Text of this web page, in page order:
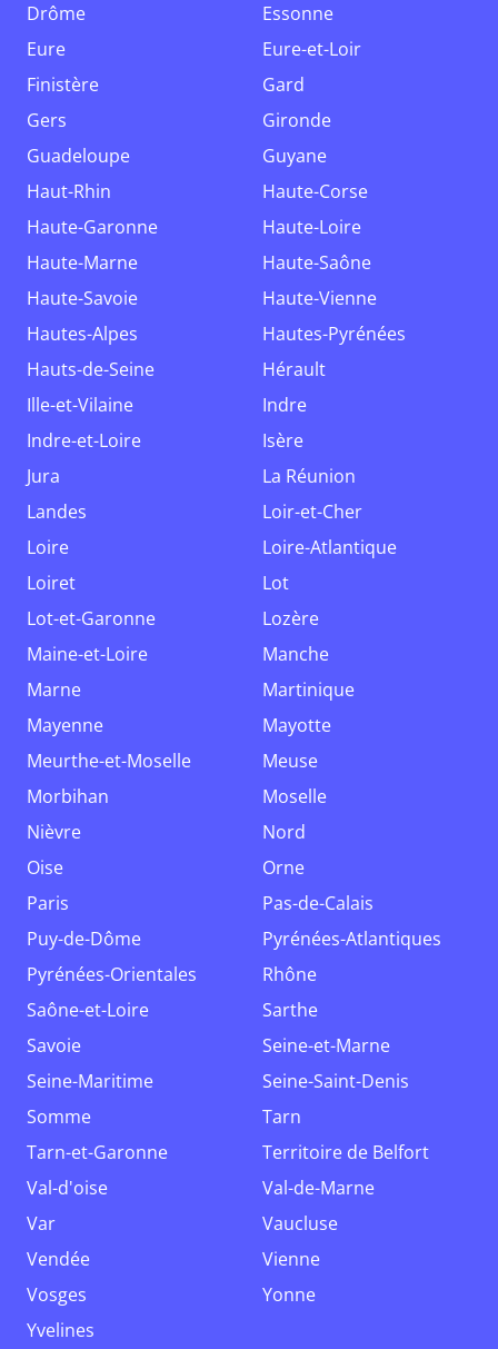
Drôme
Essonne
Eure
Eure-et-Loir
Finistère
Gard
Gers
Gironde
Guadeloupe
Guyane
Haut-Rhin
Haute-Corse
Haute-Garonne
Haute-Loire
Haute-Marne
Haute-Saône
Haute-Savoie
Haute-Vienne
Hautes-Alpes
Hautes-Pyrénées
Hauts-de-Seine
Hérault
Ille-et-Vilaine
Indre
Indre-et-Loire
Isère
Jura
La Réunion
Landes
Loir-et-Cher
Loire
Loire-Atlantique
Loiret
Lot
Lot-et-Garonne
Lozère
Maine-et-Loire
Manche
Marne
Martinique
Mayenne
Mayotte
Meurthe-et-Moselle
Meuse
Morbihan
Moselle
Nièvre
Nord
Oise
Orne
Paris
Pas-de-Calais
Puy-de-Dôme
Pyrénées-Atlantiques
Pyrénées-Orientales
Rhône
Saône-et-Loire
Sarthe
Savoie
Seine-et-Marne
Seine-Maritime
Seine-Saint-Denis
Somme
Tarn
Tarn-et-Garonne
Territoire de Belfort
Val-d'oise
Val-de-Marne
Var
Vaucluse
Vendée
Vienne
Vosges
Yonne
Yvelines